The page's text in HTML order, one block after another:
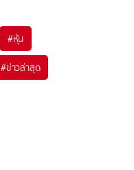
#หุ้น
#ข่าวล่าสุด